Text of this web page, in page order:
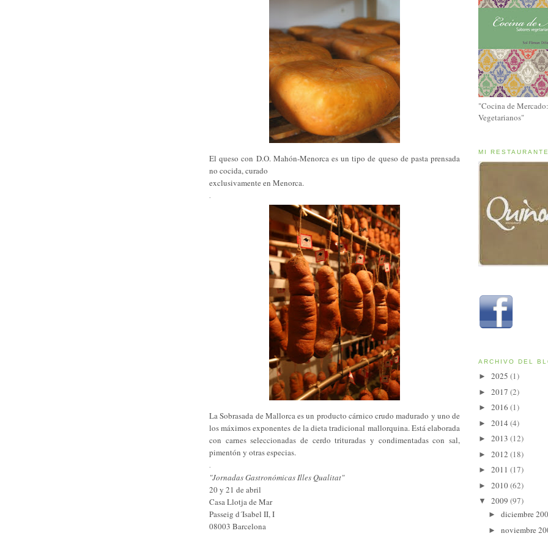
El queso con D.O. Mahón-Menorca es un tipo de queso de pasta prensada
no cocida, curado
exclusivamente en Menorca.
La Sobrasada de Mallorca es un producto cárnico crudo madurado y uno de
los máximos exponentes de la dieta tradicional mallorquina. Está elaborada
con carnes seleccionadas de cerdo trituradas y condimentadas con sal,
pimentón y otras especias.
"Jornadas Gastronómicas Illes Qualitat"
20 y 21 de abril
Casa Llotja de Mar
Passeig d´Isabel II, I
08003 Barcelona
"Cocina de
Vegetarianos"
MI RESTAURANTE
ARCHIVO DEL
► 2025 (1)
► 2017 (2)
► 2016 (1)
► 2014 (4)
► 2013 (12)
► 2012 (18)
► 2011 (17)
► 2010(62)
▼ 2009 (97)
► diciembre
► noviembre